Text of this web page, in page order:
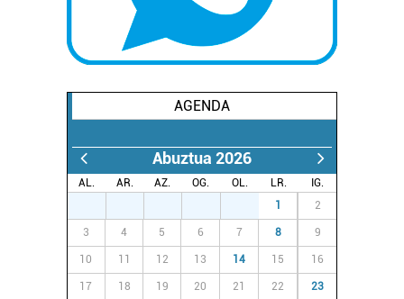
AGENDA
Abuztua 2026
AL. AR. AZ. OG. OL. LR.
IG.
1 2
3 4 5 6 7 8 9
10 11 12 13 14 15 16
17 18 19 20 21 22 23